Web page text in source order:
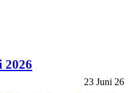
2026
23 Juni 26